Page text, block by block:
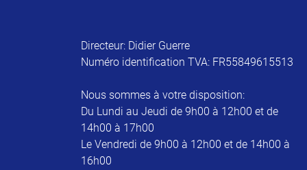
Directeur: Didier Guerre
Numéro identification TVA: FR55849615513
Nous sommes à votre disposition:
Du Lundi au Jeudi de 9h00 à 12h00 et de
14h00 à 17h00
Le Vendredi de 9h00 à 12h00 et de 14h00 à
16h00